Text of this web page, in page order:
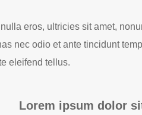
eros, ultricies sit amet,
nec odio et ante tincidunt
eleifend tellus.
Lorem ipsum dolor